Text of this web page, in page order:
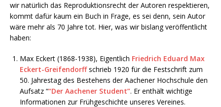
wir natürlich das Reproduktionsrecht der Autoren respektieren,
kommt dafür kaum ein Buch in Frage, es sei denn, sein Autor
wäre mehr als 70 Jahre tot. Hier, was wir bislang veröffentlicht
haben:
Max Eckert (1868-1938), Eigentlich Friedrich Eduard Max
Eckert-Greifendorffschrieb 1920 für die Festschrift zum
50. Jahrestag des Bestehens der Aachener Hochschule den
Aufsatz ““Der Aachener Student”. Er enthält wichtige
Informationen zur Frühgeschichte unseres Vereines.